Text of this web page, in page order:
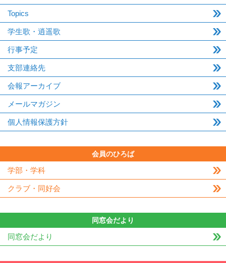
Topics
学生歌・逍遥歌
行事予定
支部連絡先
会報アーカイブ
メールマガジン
個人情報保護方針
会員のひろば
学部・学科
クラブ・同好会
同窓会だより
同窓会だより